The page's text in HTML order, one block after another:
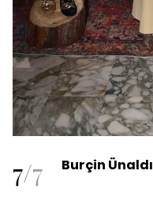
7/7 Burçin Ünaldı